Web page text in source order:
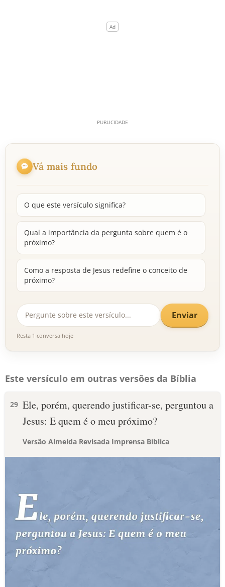
Vá mais fundo
O que este versículo significa?
Qual a importância da pergunta sobre quem é o
próximo?
Como a resposta de Jesus redefine o conceito de
próximo?
Enviar
Resta 1 conversa hoje
Este versículo em outras versões da Bíblia
29 Ele, porém, querendo justificar-se, perguntou a
Jesus: E quem é o meu próximo?
Versão Almeida Revisada Imprensa Bíblica